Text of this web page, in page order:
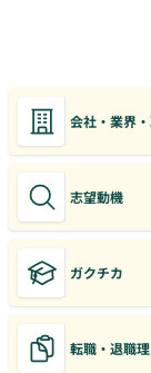
会社・業界
志望動機
ガクチカ
転職・退職